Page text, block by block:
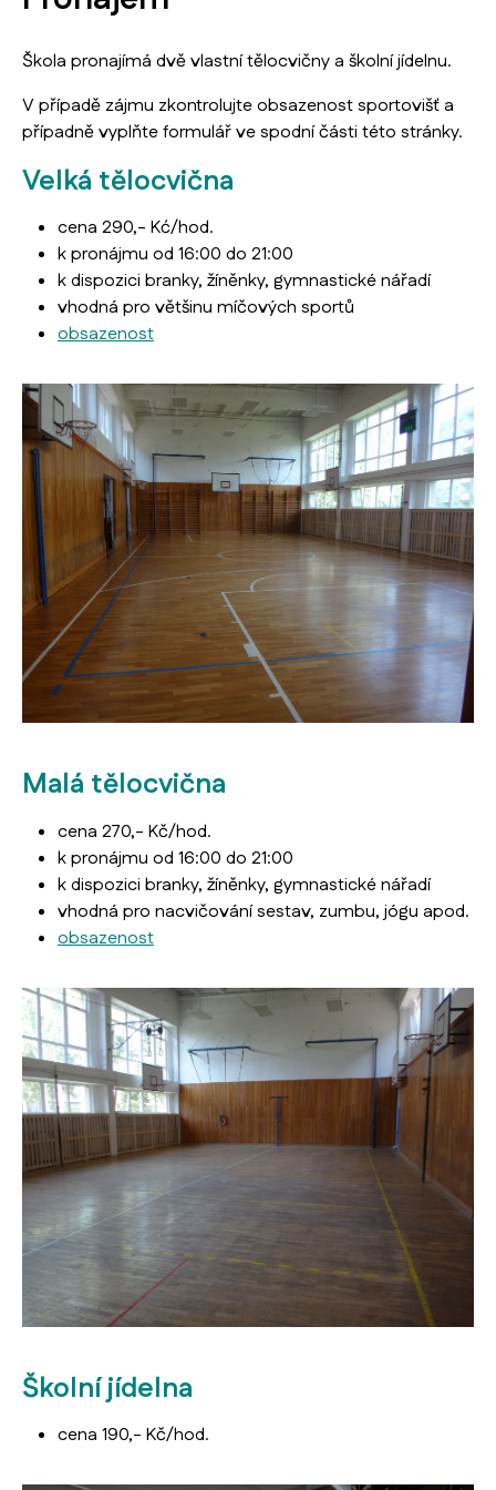
Škola pronajímá dvě vlastní tělocvičny a školní jídelnu.
V případě zájmu zkontrolujte obsazenost sportovišť a
případně vyplňte formulář ve spodní části této stránky.
Velká tělocvična
cena 290,- Kć/hod.
k pronájmu od 16:00 do 21:00
k dispozici branky, žíněnky, gymnastické nářadí
vhodná pro většinu míčových sportů
obsazenost
Malá tělocvična
cena 270,- Kč/hod.
k pronájmu od 16:00 do 21:00
k dispozici branky, žíněnky, gymnastické nářadí
vhodná pro nacvičování sestav, zumbu, jógu apod.
obsazenost
Školní jídelna
cena 190,- Kč/hod.